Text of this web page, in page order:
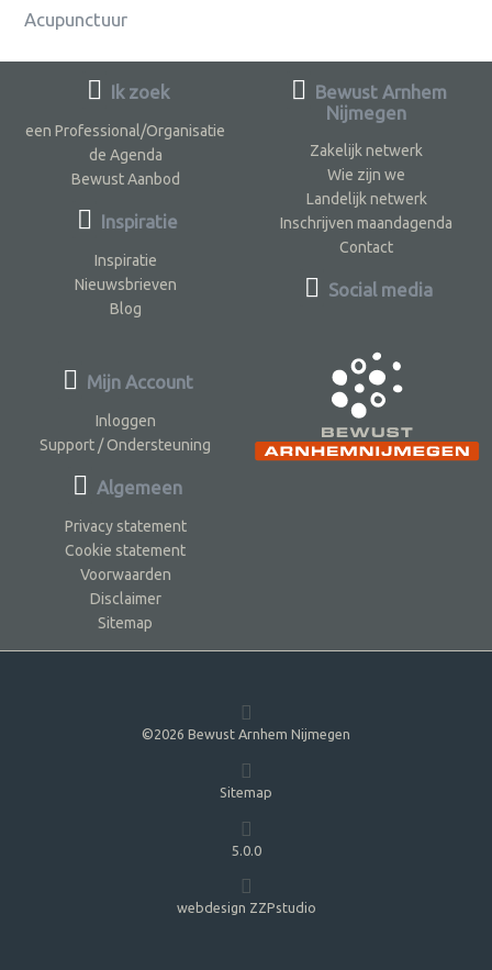
Acupunctuur
Ik zoek
een Professional/Organisatie
de Agenda
Bewust Aanbod
Inspiratie
Inspiratie
Nieuwsbrieven
Blog
Bewust Arnhem
Nijmegen
Zakelijk netwerk
Wie zijn we
Landelijk netwerk
Inschrijven maandagenda
Contact
Social media
Mijn Account
Inloggen
Support / Ondersteuning
Algemeen
Privacy statement
Cookie statement
Voorwaarden
Disclaimer
Sitemap
©2026 Bewust Arnhem Nijmegen
Sitemap
5.0.0
webdesign ZZPstudio